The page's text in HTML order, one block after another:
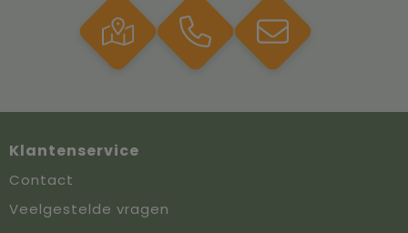
Klantenservice
Contact
Veelgestelde vragen